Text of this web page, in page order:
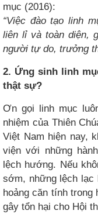
mục (2016):
“Việc đào tạo linh
liên lỉ và toàn diện,
người tự do, trưởng
2. Ứng sinh linh
thật sự?
Ơn gọi linh mục
nhiệm của Thiên
Việt Nam hiện nay,
viện với những
lệch hướng. Nếu
sớm, những lệch lạc
hoảng căn tính
gây tổn hại cho Hội